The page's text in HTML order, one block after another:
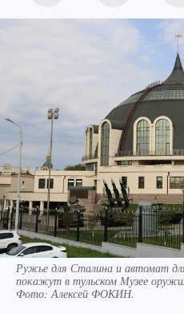
Ружье для Сталина и автомат
покажут в тульском Музее
Фото:Алексей ФОКИН.